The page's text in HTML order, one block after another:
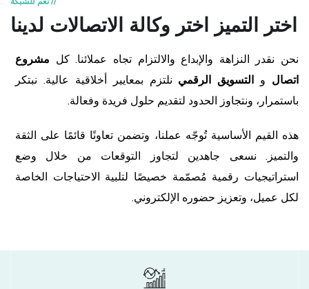
اختر التميز اختر وكالة الاتصالات لدينا
نحن نقدر النزاهة والإبداع والالتزام تجاه عملائنا. كل مشروع
اتصال و التسويق الرقمي نلتزم بمعايير أخلاقية عالية. نبتكر
باستمرار، ونتجاوز الحدود لتقديم حلول فريدة وفعالة.
هذه القيم الأساسية تُوجّه عملنا، وتضمن تعاونًا قائمًا على الثقة
والتميز. نسعى جاهدين لتجاوز التوقعات من خلال وضع
استراتيجيات رقمية مُصمّمة خصيصًا لتلبية الاحتياجات الخاصة
لكل عميل، وتعزيز حضوره الإلكتروني.